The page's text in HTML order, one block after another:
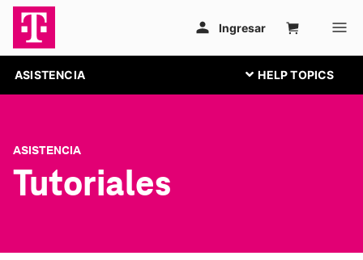
ASISTENCIA
ASISTENCIA
Tutoriales